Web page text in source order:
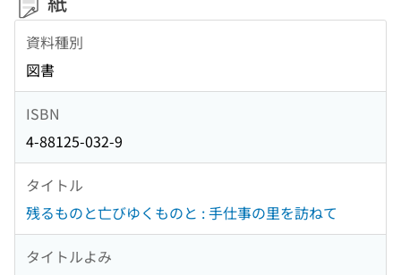
資料種別
図書
ISBN
4-88125-032-9
タイトル
残るものと亡びゆくものと : 手仕事の里を訪ねて
タイトルよみ